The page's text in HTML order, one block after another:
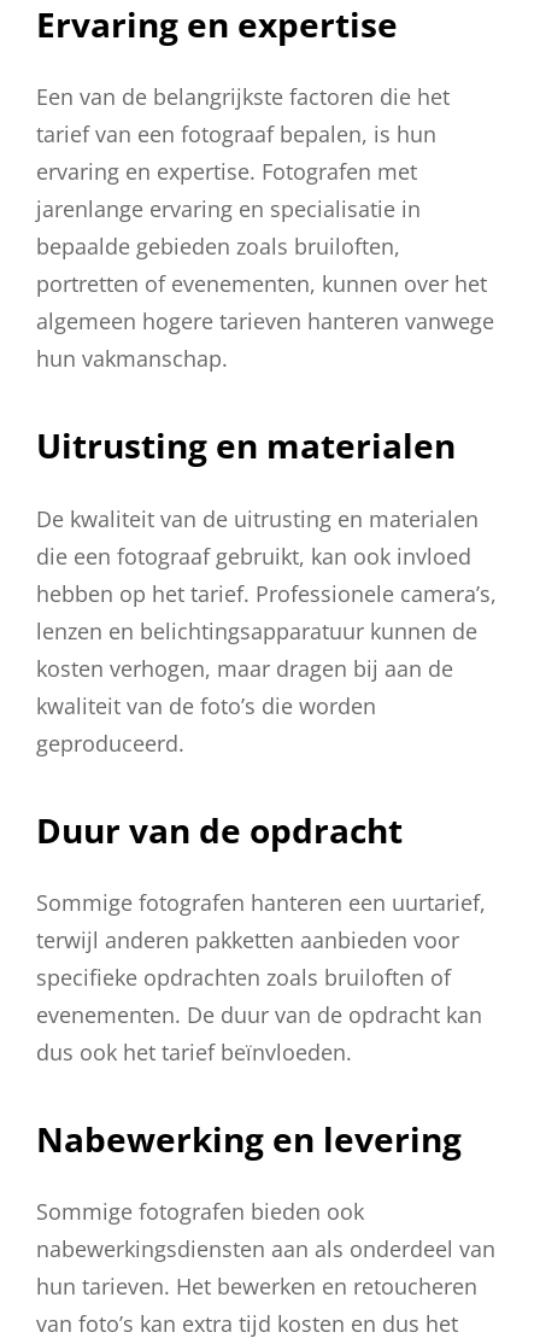
Ervaring en expertise
Een van de belangrijkste factoren die het
tarief van een fotograaf bepalen, is hun
ervaring en expertise. Fotografen met
jarenlange ervaring en specialisatie in
bepaalde gebieden zoals bruiloften,
portretten of evenementen, kunnen over het
algemeen hogere tarieven hanteren vanwege
hun vakmanschap.
Uitrusting en materialen
De kwaliteit van de uitrusting en materialen
die een fotograaf gebruikt, kan ook invloed
hebben op het tarief. Professionele camera’s,
lenzen en belichtingsapparatuur kunnen de
kosten verhogen, maar dragen bij aan de
kwaliteit van de foto’s die worden
geproduceerd.
Duur van de opdracht
Sommige fotografen hanteren een uurtarief,
terwijl anderen pakketten aanbieden voor
specifieke opdrachten zoals bruiloften of
evenementen. De duur van de opdracht kan
dus ook het tarief beïnvloeden.
Nabewerking en levering
Sommige fotografen bieden ook
nabewerkingsdiensten aan als onderdeel van
hun tarieven. Het bewerken en retoucheren
van foto’s kan extra tijd kosten en dus het